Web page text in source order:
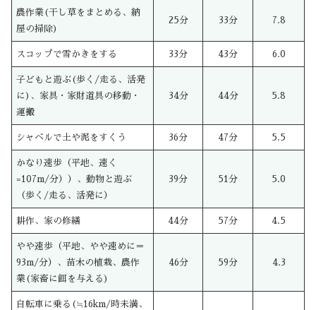
農作業(干し草をまとめる、納
屋の掃除)
25分 33分 7.8
スコップで雪かきをする 33分 43分 6.0
子どもと遊ぶ(歩く/走る、活発
に)、家具・家財道具の移動・
運搬
34分 44分 5.8
シャベルで土や泥をすくう 36分 47分 5.5
かなり速歩（平地、速く
=107m/分））、動物と遊ぶ
（歩く/走る、活発に）
39分 51分 5.0
耕作、家の修繕 44分 57分 4.5
やや速歩（平地、やや速めに＝
93m/分）、苗木の植栽、農作
業(家畜に餌を与える)
46分 59分 4.3
自転車に乗る(≒16km/時未満、